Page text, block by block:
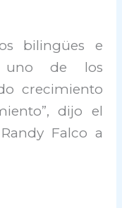
bilingües e
uno de los
crecimiento
dijo el
Falco a